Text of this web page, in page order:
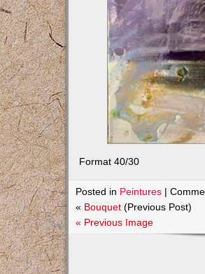
Format 40/30
Posted in Peintures |
« Bouquet (Previous Post)
« Previous Image